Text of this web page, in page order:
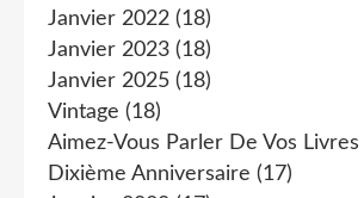
Janvier 2022 (18)
Janvier 2023 (18)
Janvier 2025 (18)
Vintage (18)
Aimez-Vous Parler De Vos Livres
Dixième Anniversaire (17)